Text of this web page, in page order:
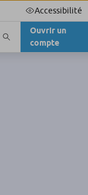
Accessibilité
Ouvrir un
compte